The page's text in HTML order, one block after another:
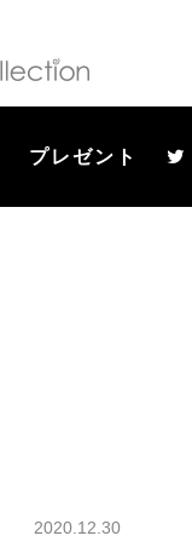
プレゼント
2020.12.30